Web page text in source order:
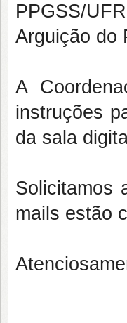
PPGSS/
Arguição do
A
instruções
da sala
Solicitamos
mails estão